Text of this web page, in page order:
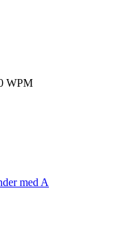
WPM
med A